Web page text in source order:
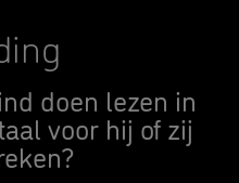
doen lezen in
voor hij of zij